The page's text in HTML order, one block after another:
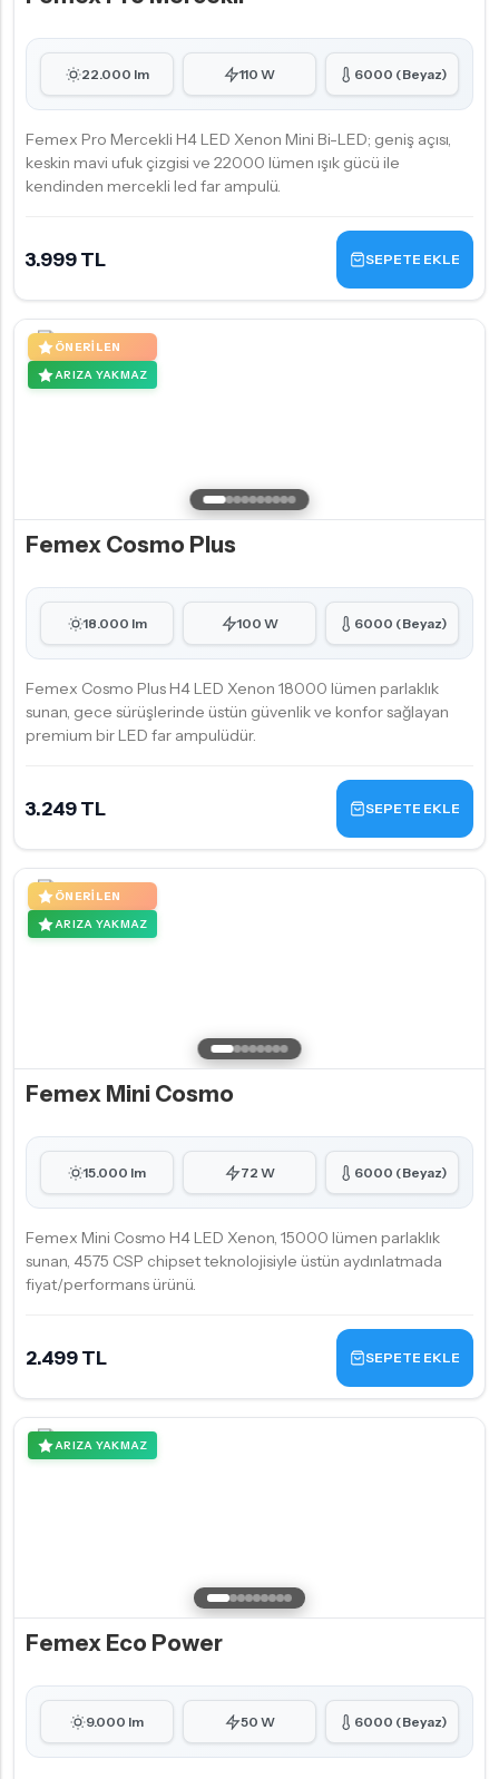
22.000 lm 110 W 6000 (Beyaz)
Femex Pro Mercekli H4 LED Xenon Mini Bi-LED; geniş açısı,
keskin mavi ufuk çizgisi ve 22000 lümen ışık gücü ile
kendinden mercekli led far ampulü.
3.999 TL SEPETE EKLE
ÖNERILEN
ARIZA YAKMAZ
Femex Cosmo Plus
18.000 lm 100 W 6000 (Beyaz)
Femex Cosmo Plus H4 LED Xenon 18000 lümen parlaklık
sunan, gece sürüşlerinde üstün güvenlik ve konfor sağlayan
premium bir LED far ampulüdür.
3.249 TL SEPETE EKLE
ÖNERILEN
ARIZA YAKMAZ
Femex Mini Cosmo
15.000 lm 72 W 6000 (Beyaz)
Femex Mini Cosmo H4 LED Xenon, 15000 lümen parlaklık
sunan, 4575 CSP chipset teknolojisiyle üstün aydınlatmada
fiyat/performans ürünü.
2.499 TL SEPETE EKLE
ARIZA YAKMAZ
Femex Eco Power
9.000 lm 50 W 6000 (Beyaz)